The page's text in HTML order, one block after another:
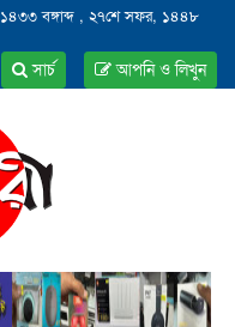
বঙ্গাব্দ , ২৭শে সফর, ১৪৪৮
আপনি ও লিখুন
সার্চ